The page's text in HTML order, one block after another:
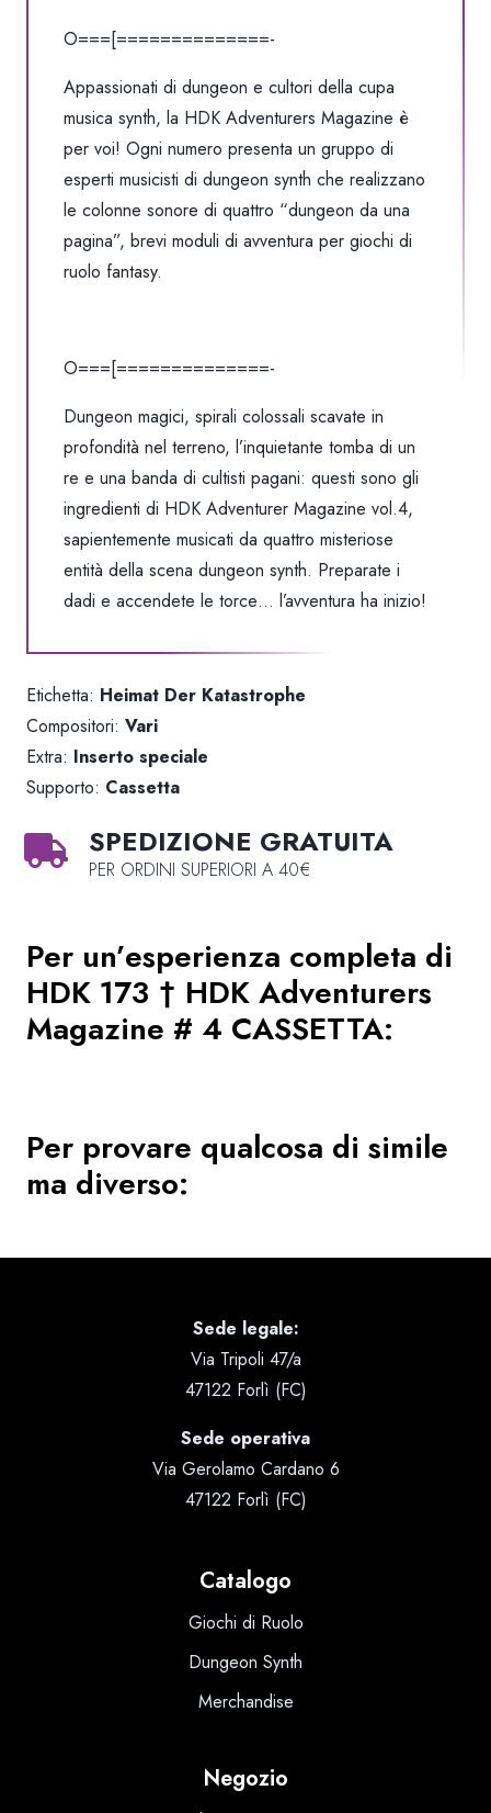
O===[==============-
Appassionati di dungeon e cultori della cupa
musica synth, la HDK Adventurers Magazine è
per voi! Ogni numero presenta un gruppo di
esperti musicisti di dungeon synth che realizzano
le colonne sonore di quattro “dungeon da una
pagina”, brevi moduli di avventura per giochi di
ruolo fantasy.
O===[==============-
Dungeon magici, spirali colossali scavate in
profondità nel terreno, l’inquietante tomba di un
re e una banda di cultisti pagani: questi sono gli
ingredienti di HDK Adventurer Magazine vol.4,
sapientemente musicati da quattro misteriose
entità della scena dungeon synth. Preparate i
dadi e accendete le torce… l’avventura ha inizio!
Etichetta: Heimat Der Katastrophe
Compositori: Vari
Extra: Inserto speciale
Supporto: Cassetta
SPEDIZIONE GRATUITA
PER ORDINI SUPERIORI A 40€
Per un’esperienza completa di
HDK 173 † HDK Adventurers
Magazine # 4 CASSETTA:
Per provare qualcosa di simile
ma diverso:
Sede legale:
Via Tripoli 47/a
47122 Forlì (FC)
Sede operativa
Via Gerolamo Cardano 6
47122 Forlì (FC)
Catalogo
Giochi di Ruolo
Dungeon Synth
Merchandise
Negozio